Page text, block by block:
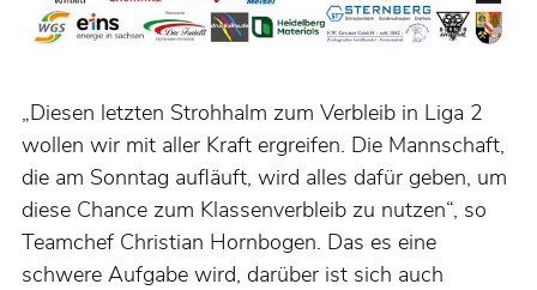
„Diesen letzten Strohhalm zum Verbleib in Liga 2
wollen wir mit aller Kraft ergreifen. Die Mannschaft,
die am Sonntag aufläuft, wird alles dafür geben, um
diese Chance zum Klassenverbleib zu nutzen“, so
Teamchef Christian Hornbogen. Das es eine
schwere Aufgabe wird, darüber ist sich auch